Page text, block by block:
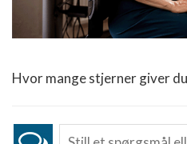
Hvor mange stjerner giver
Udvikle og forbedre tjenester
Bruge begrænsede
IAB Special Features: